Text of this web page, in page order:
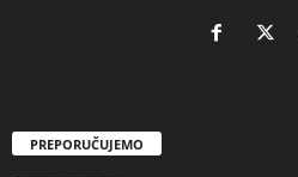
PREPORUČUJEMO